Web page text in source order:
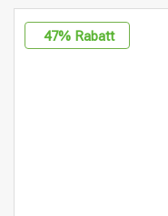
Marken
47% Rabatt